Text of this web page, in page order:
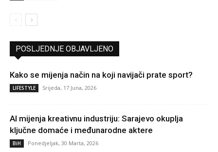
POSLJEDNJE OBJAVLJENO
Kako se mijenja način na koji navijači prate sport?
LIFESTYLE Srijeda, 17 Juna, 2026
AI mijenja kreativnu industriju: Sarajevo okuplja
ključne domaće i međunarodne aktere
BiH Ponedjeljak, 30 Marta, 2026